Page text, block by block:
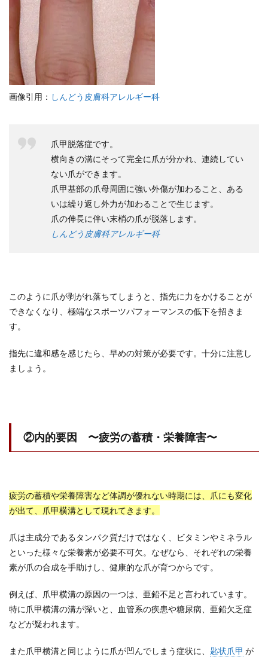
画像引用： しんどう皮膚科アレルギー科
爪甲脱落症です。
横向きの溝にそって完全に爪が分かれ、連続してい
ない爪ができます。
爪甲基部の爪母周囲に強い外傷が加わること、ある
いは繰り返し外力が加わることで生じます。
爪の伸長に伴い末梢の爪が脱落します。
しんどう皮膚科アレルギー科
このように爪が剥がれ落ちてしまうと、指先に力をかけることが
できなくなり、極端なスポーツパフォーマンスの低下を招きま
す。
指先に違和感を感じたら、早めの対策が必要です。十分に注意し
ましょう。
②内的要因 〜疲労の蓄積・栄養障害〜
疲労の蓄積や栄養障害など体調が優れない時期には、爪にも変化
が出て、爪甲横溝として現れてきます。
爪は主成分であるタンパク質だけではなく、ビタミンやミネラル
といった様々な栄養素が必要不可欠。なぜなら、それぞれの栄養
素が爪の合成を手助けし、健康的な爪が育つからです。
例えば、爪甲横溝の原因の一つは、亜鉛不足と言われています。
特に爪甲横溝の溝が深いと、血管系の疾患や糖尿病、亜鉛欠乏症
などが疑われます。
また爪甲横溝と同じように爪が凹んでしまう症状に、 匙状爪甲 が